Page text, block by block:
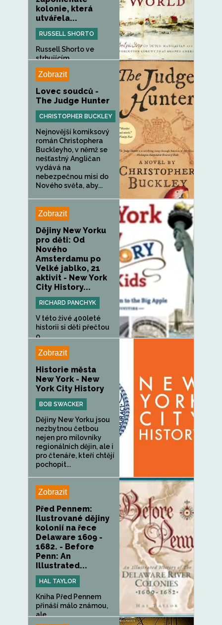
kolonie, která
utvářela...
RUSSELL SHORTO
Russell Shorto ve
strhujícím,
průkopnickém...
Zobrazit
Lovec soudců -
The Judge Hunter
CHRISTOPHER BUCKLEY
Nejnovější komiksový
román Christophera
Buckleyho, v němž se
nešťastný Angličan
vydává na
nebezpečnou misi do
Nového světa, aby...
Zobrazit
Dějiny New Yorku
pro děti: Od
Nového
Amsterdamu po
Velké jablko, 21
aktivit - New York
City History...
RICHARD PANCHYK
V této živé 400leté
historii si děti přečtou
o...
Zobrazit
Historie města
New York - New
York City History
BOB SWACKER
Dějiny New Yorku jsou
nezbytnou četbou
nejen pro milovníky
regionálních dějin, ale i
pro čtenáře, kteří chtějí
pochopit...
Zobrazit
Před Pennem:
Ilustrované dějiny
kolonií na řece
Delaware 1609 -
1682. - Before
Penn: An
Illustrated...
HAL TAYLOR
Kniha Před Pennem
přináší málo známou,
ale...